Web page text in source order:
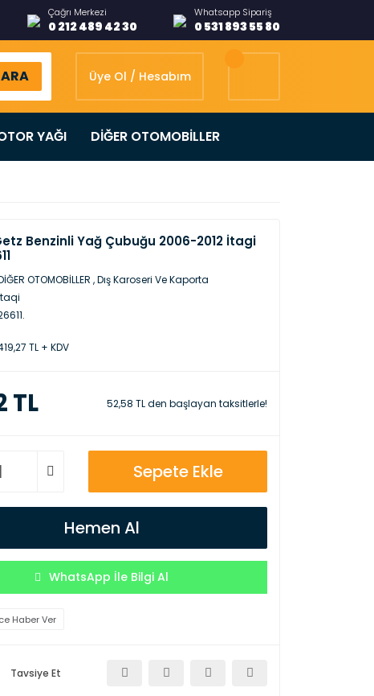
Çağrı Merkezi
0 212 489 42 30
Whatsapp Sipariş
0 531 893 55 80
ARA Üye Ol / Hesabım
YAĞI DİĞER OTOMOBİLLER
Benzinli Yağ Çubuğu 2006-2012 İtagi
OTOMOBİLLER ,Dış Karoseri Ve Kaporta
TL + KDV
TL 52,58 TL den başlayan taksitlerle!
Sepete Ekle
Hemen Al
WhatsApp İle Bilgi Al
Haber Ver
Tavsiye Et